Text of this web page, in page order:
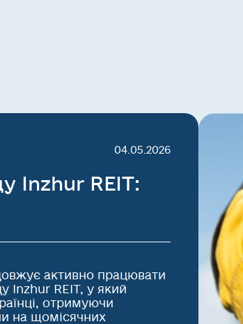
04.05.2026
Inzhur REIT:
активно працювати
Inzhur REIT, у який
отримуючи
на щомісячних